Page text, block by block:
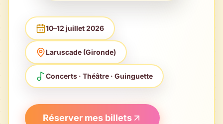
10–12 juillet 2026
Laruscade (Gironde)
Concerts · Théâtre · Guinguette
Réserver mes billets